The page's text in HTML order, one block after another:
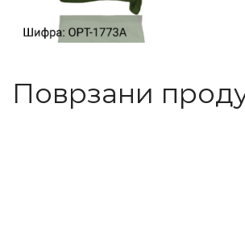
Поврзани